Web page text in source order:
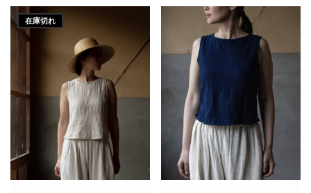
ジ
選
択
で
き
ま
す
ジ
か
ら
選
在庫切れ